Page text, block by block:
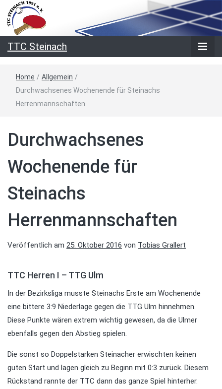
TTC Steinach
Home / Allgemein /
Durchwachsenes Wochenende für Steinachs
Herrenmannschaften
Durchwachsenes
Wochenende für
Steinachs
Herrenmannschaften
Veröffentlich am 25. Oktober 2016 von Tobias Grallert
TTC Herren I – TTG Ulm
In der Bezirksliga musste Steinachs Erste am Wochenende
eine bittere 3:9 Niederlage gegen die TTG Ulm hinnehmen.
Diese Punkte wären extrem wichtig gewesen, da die Ulmer
ebenfalls gegen den Abstieg spielen.
Die sonst so Doppelstarken Steinacher erwischten keinen
guten Start und lagen gleich zu Beginn mit 0:3 zurück. Diesem
Rückstand rannte der TTC dann das ganze Spiel hinterher.